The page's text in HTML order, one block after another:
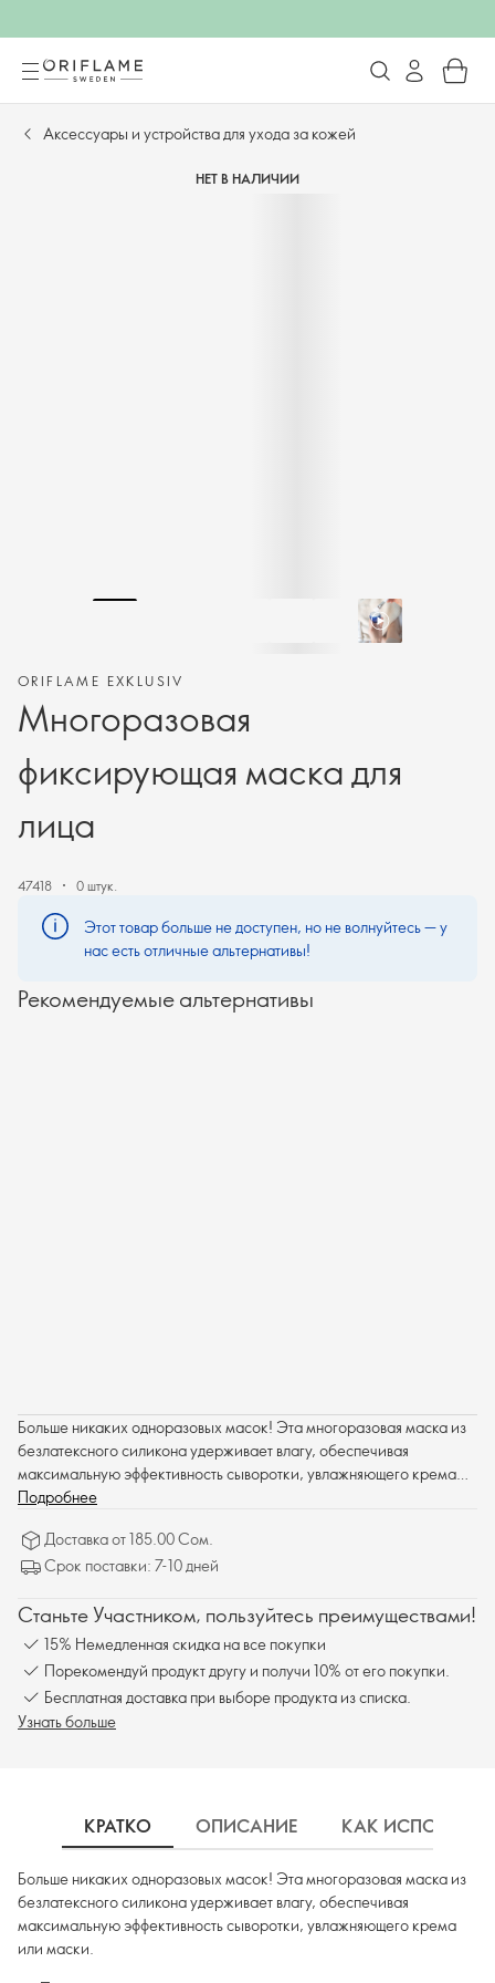
Аксессуары и устройства для ухода за кожей
НЕТ В НАЛИЧИИ
ORIFLAME EXKLUSIV
Многоразовая
фиксирующая маска для
лица
47418 0 штук.
Этот товар больше не доступен, но не волнуйтесь — у
нас есть отличные альтернативы!
Рекомендуемые альтернативы
Больше никаких одноразовых масок! Эта многоразовая маска из
безлатексного силикона удерживает влагу, обеспечивая
максимальную эффективность сыворотки, увлажняющего крема
или маски.
Подробнее
Доставка от 185.00 Сом.
Срок поставки: 7-10 дней
Станьте Участником, пользуйтесь преимуществами!
15% Немедленная скидка на все покупки
Порекомендуй продукт другу и получи 10% от его покупки.
Бесплатная доставка при выборе продукта из списка.
Узнать больше
КРАТКО ОПИСАНИЕ КАК
Больше никаких одноразовых масок! Эта многоразовая маска из
безлатексного силикона удерживает влагу, обеспечивая
максимальную эффективность сыворотки, увлажняющего крема
или маски.